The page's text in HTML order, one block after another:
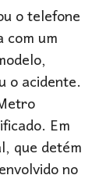
o telefone
um
o acidente.
Em
que detém